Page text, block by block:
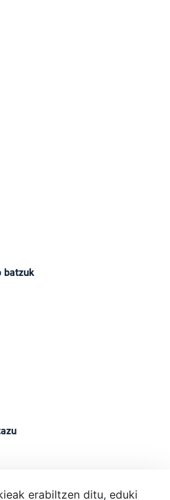
batzuk
erabiltzen ditu, eduki